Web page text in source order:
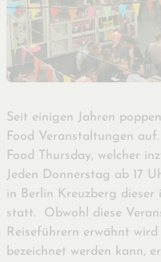
Seit einigen Jahren
Food Veranstaltungen
Food Thursday, welcher
Jeden Donnerstag ab 17
in Berlin Kreuzberg
statt. Obwohl diese
Reiseführern erwähnt
bezeichnet werden kann,